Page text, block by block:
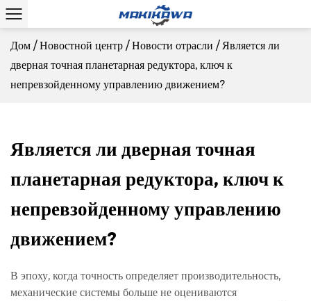
Дом /Новостной центр /Новости отрасли /Является ли
дверная точная планетарная редуктора, ключ к
непревзойденному управлению движением?
Является ли дверная точная
планетарная редуктора, ключ к
непревзойденному управлению
движением?
В эпоху, когда точность определяет производительность,
механические системы больше не оцениваются